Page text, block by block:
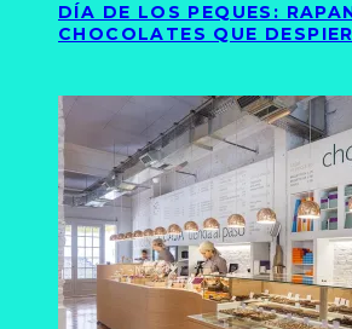
DÍA DE LOS PEQUES:
CHOCOLATES QUE